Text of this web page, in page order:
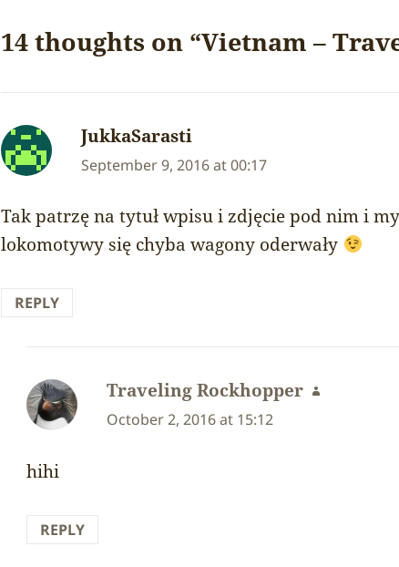
14 thoughts on “Vietnam –
JukkaSarasti
September 9, 2016 at 00:17
Tak patrzę na tytuł wpisu i zdjęcie pod nim i
lokomotywy się chyba wagony oderwały
REPLY
Traveling Rockhopper says:
October 2, 2016 at 15:12
hihi
REPLY